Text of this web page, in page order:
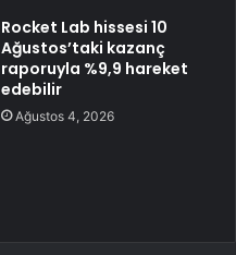
Rocket Lab hissesi 10
Ağustos’taki kazanç
raporuyla %9,9 hareket
edebilir
Ağustos 4, 2026